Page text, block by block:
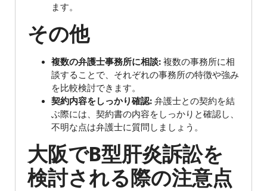
ます。
その他
複数の弁護士事務所に相談: 複数の事務所に相
談することで、それぞれの事務所の特徴や強み
を比較検討できます。
契約内容をしっかり確認: 弁護士との契約を結
ぶ際には、契約書の内容をしっかりと確認し、
不明な点は弁護士に質問しましょう。
大阪でB型肝炎訴訟を
検討される際の注意点